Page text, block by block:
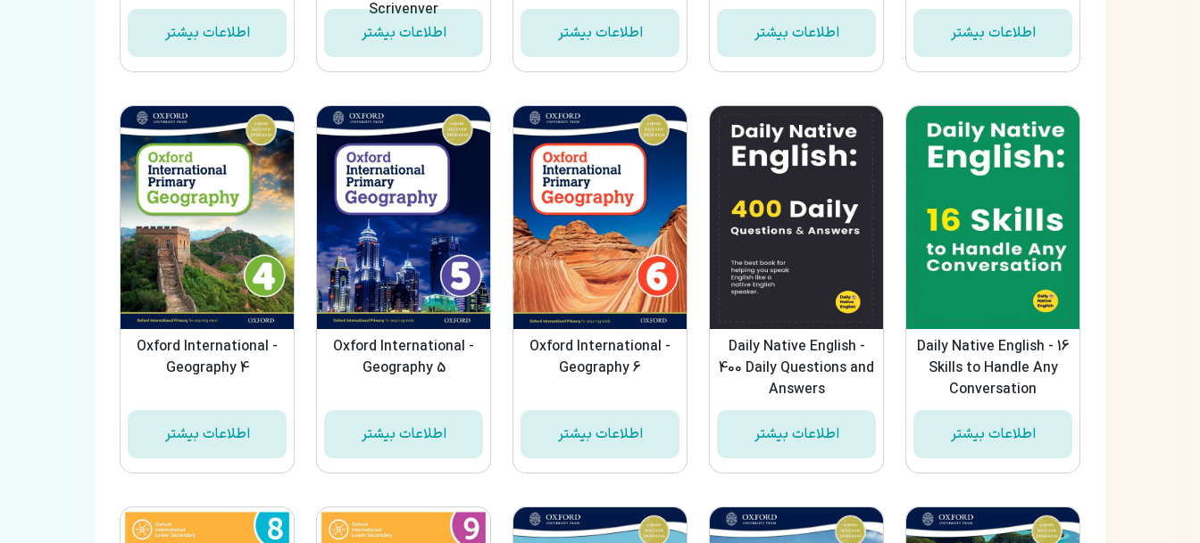
اطلاعات بیشتر اطلاعات بیشتر اطلاعات بیشتر
Scrivenver
اطلاعات بیشتر
اطلاعات بیشتر
Daily Native English - 16
Skills to Handle Any
Conversation
اطلاعات بیشتر
Daily Native English -
400 Daily Questions and
Answers
اطلاعات بیشتر
Oxford International -
Geography 6
اطلاعات بیشتر
Oxford International -
Geography 5
اطلاعات بیشتر
Oxford International -
Geography 4
اطلاعات بیشتر